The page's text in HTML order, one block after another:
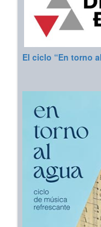
El ciclo “En torno